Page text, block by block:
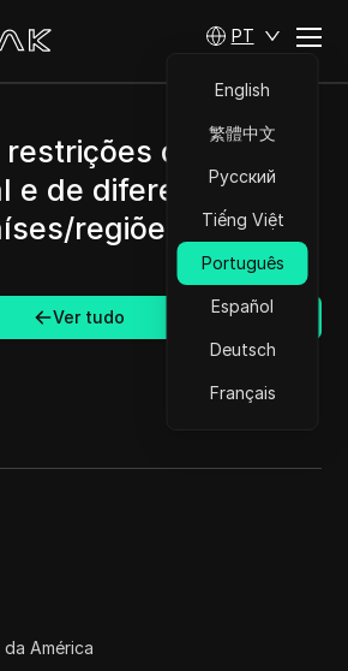
PT
English
繁體中文
Русский
Tiếng Việt
Português
Español
Deutsch
Français
de Alipay
e de diferentes
regiões.
Ver tudo
América